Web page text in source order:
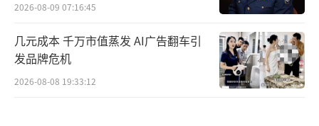
2026-08-09 07:16:45
几元成本 千万市值蒸发 AI广告翻车引
发品牌危机
2026-08-08 19:33:12